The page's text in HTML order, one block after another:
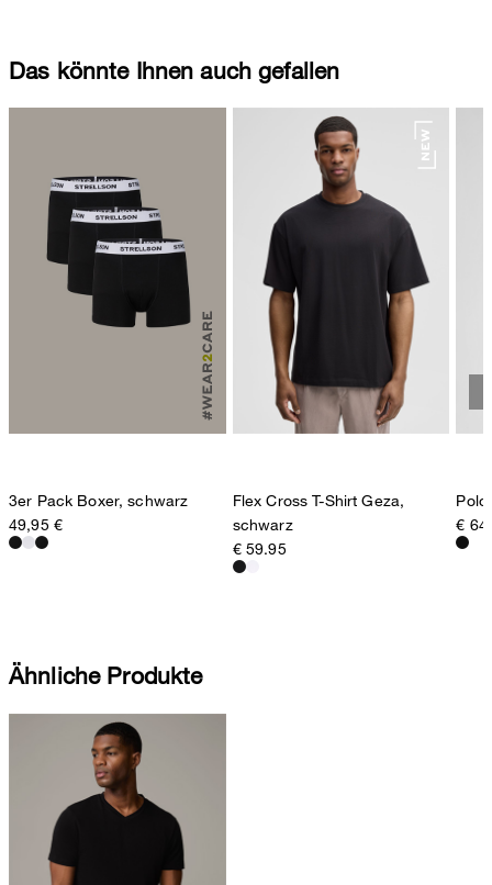
Das könnte Ihnen auch gefallen
3er Pack Boxer, schwarz
49,95 €
Flex Cross T-Shirt Geza,
schwarz
€ 59.95
€
Ähnliche Produkte